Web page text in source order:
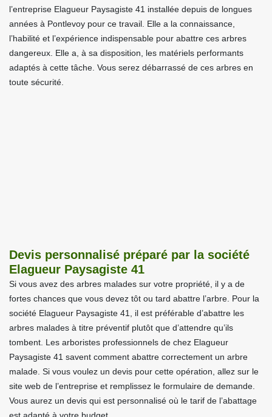
l’entreprise Elagueur Paysagiste 41 installée depuis de longues
années à Pontlevoy pour ce travail. Elle a la connaissance,
l’habilité et l’expérience indispensable pour abattre ces arbres
dangereux. Elle a, à sa disposition, les matériels performants
adaptés à cette tâche. Vous serez débarrassé de ces arbres en
toute sécurité.
Devis personnalisé préparé par la société
Elagueur Paysagiste 41
Si vous avez des arbres malades sur votre propriété, il y a de
fortes chances que vous devez tôt ou tard abattre l’arbre. Pour la
société Elagueur Paysagiste 41, il est préférable d’abattre les
arbres malades à titre préventif plutôt que d’attendre qu’ils
tombent. Les arboristes professionnels de chez Elagueur
Paysagiste 41 savent comment abattre correctement un arbre
malade. Si vous voulez un devis pour cette opération, allez sur le
site web de l’entreprise et remplissez le formulaire de demande.
Vous aurez un devis qui est personnalisé où le tarif de l’abattage